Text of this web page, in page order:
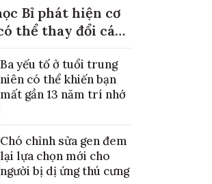
Bỉ phát hiện cơ
thể thay đổi cách
Ba yếu tố ở tuổi trung
niên có thể khiến bạn
mất gần 13 năm trí nhớ
Chó chỉnh sửa gen đem
lại lựa chọn mới cho
người bị dị ứng thú cưng